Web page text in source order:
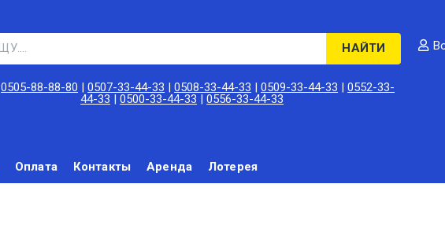
НАЙТИ
0505-88-88-80‬ |0507-33-44-33 |0508-33-44-33 |0509-33-44-33 |0552-33-
44-33 |0500-33-44-33 |0556-33-44-33
Оплата Контакты Аренда Лотерея